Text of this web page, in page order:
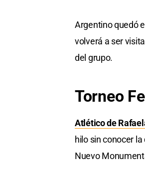
Argentino quedó
volverá a ser
del grupo.
Torneo
Atlético de
hilo sin conocer
Nuevo